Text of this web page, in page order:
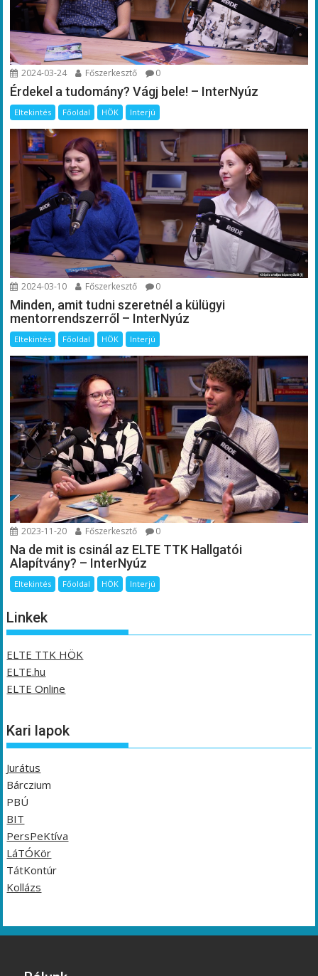
2024-03-24 Főszerkesztő 0
Érdekel a tudomány? Vágj bele! – InterNyúz
Eltekintés Főoldal HÖK Interjú
2024-03-10 Főszerkesztő 0
Minden, amit tudni szeretnél a külügyi
mentorrendszerről – InterNyúz
Eltekintés Főoldal HÖK Interjú
2023-11-20 Főszerkesztő 0
Na de mit is csinál az ELTE TTK Hallgatói
Alapítvány? – InterNyúz
Eltekintés Főoldal HÖK Interjú
Linkek
ELTE TTK HÖK
ELTE.hu
ELTE Online
Kari lapok
Jurátus
Bárczium
PBÚ
BIT
PersPeKtíva
LáTÓKör
TátKontúr
Kollázs